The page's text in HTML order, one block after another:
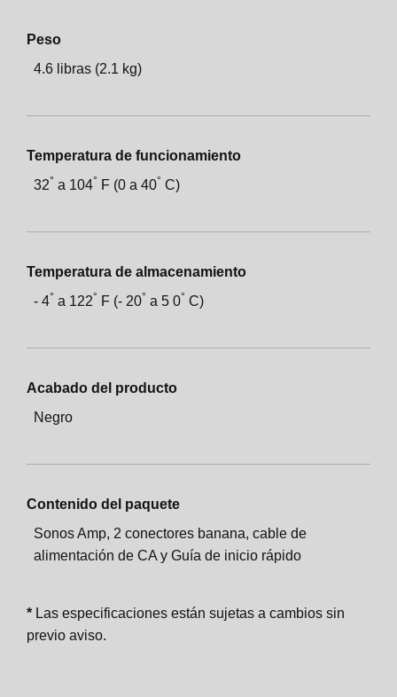
Peso
4.6 libras (2.1 kg)
Temperatura de funcionamiento
32° a 104° F (0 a 40° C)
Temperatura de almacenamiento
- 4° a 122° F (- 20° a 5 0° C)
Acabado del producto
Negro
Contenido del paquete
Sonos Amp, 2 conectores banana, cable de
alimentación de CA y Guía de inicio rápido
* Las especificaciones están sujetas a cambios sin
previo aviso.